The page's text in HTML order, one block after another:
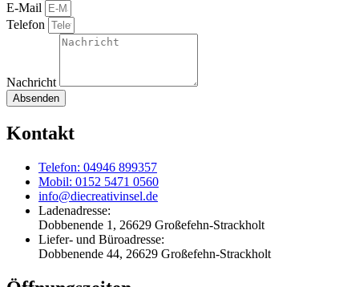
E-Mail
Telefon
Nachricht
Absenden
Kontakt
Telefon: 04946 899357
Mobil: 0152 5471 0560
info@diecreativinsel.de
Ladenadresse:
Dobbenende 1, 26629 Großefehn-Strackholt
Liefer- und Büroadresse:
Dobbenende 44, 26629 Großefehn-Strackholt